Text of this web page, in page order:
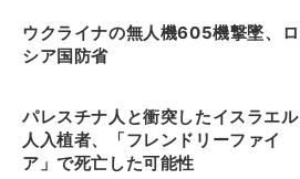
ウクライナの無人機605機撃墜、ロ
シア国防省
パレスチナ人と衝突したイスラエル
人入植者、「フレンドリーファイ
ア」で死亡した可能性